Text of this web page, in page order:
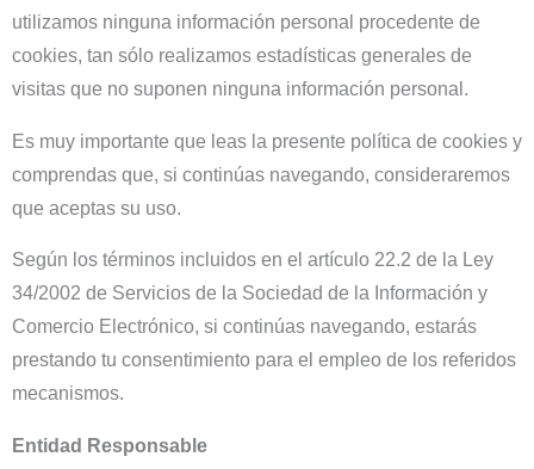
utilizamos ninguna información personal procedente de
cookies, tan sólo realizamos estadísticas generales de
visitas que no suponen ninguna información personal.
Es muy importante que leas la presente política de cookies y
comprendas que, si continúas navegando, consideraremos
que aceptas su uso.
Según los términos incluidos en el artículo 22.2 de la Ley
34/2002 de Servicios de la Sociedad de la Información y
Comercio Electrónico, si continúas navegando, estarás
prestando tu consentimiento para el empleo de los referidos
mecanismos.
Entidad Responsable